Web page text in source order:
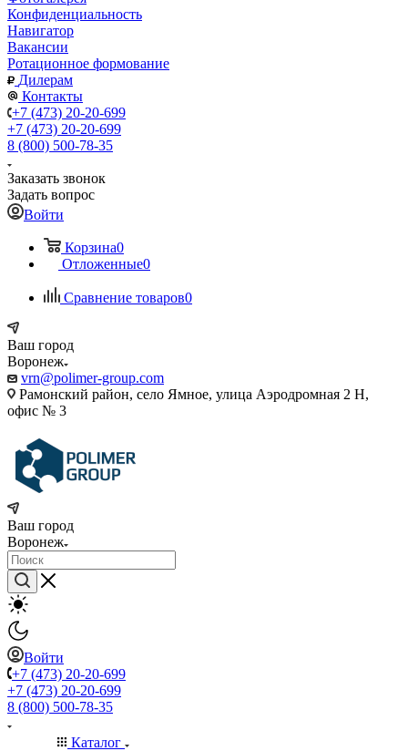
Конфиденциальность
Навигатор
Вакансии
Ротационное формование
Дилерам
Контакты
+7 (473) 20-20-699
+7 (473) 20-20-699
8 (800) 500-78-35
Заказать звонок
Задать вопрос
Войти
Корзина0
Отложенные0
Сравнение товаров0
Ваш город
Воронеж
vrn@polimer-group.com
Рамонский район, село Ямное, улица Аэродромная 2 Н,
офис № 3
Ваш город
Воронеж
Войти
+7 (473) 20-20-699
+7 (473) 20-20-699
8 (800) 500-78-35
Каталог